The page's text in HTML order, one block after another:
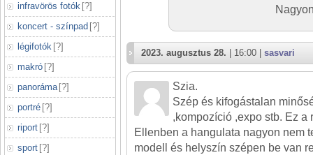
infravörös fotók [?]
koncert - színpad [?]
légifotók [?]
makró [?]
panoráma [?]
portré [?]
riport [?]
sport [?]
2023. augusztus 28. | 16:00 | sasvari
Szia.
Szép és kifogástalan
,kompozíció ,expo stb. Ez a
Ellenben a hangulata nagyon nem
modell és helyszín szépen be van